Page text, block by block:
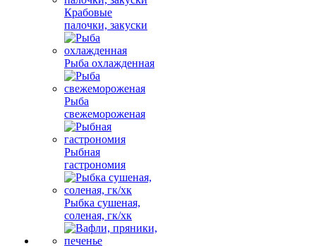
Крабовые
палочки, закуски
Рыба охлажденная
Рыба
свежемороженая
Рыбная
гастрономия
Рыбка сушеная,
соленая, гк/хк